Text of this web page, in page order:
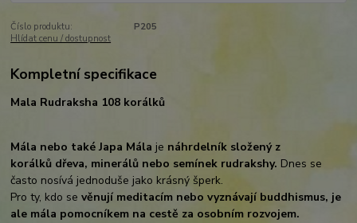
Číslo produktu:
P205
Hlídat cenu / dostupnost
Kompletní specifikace
Mala Rudraksha 108 korálků
Mála nebo také Japa Málaje náhrdelník složený z
korálků dřeva, minerálů nebo semínek rudrakshy. Dnes se
často nosívá jednoduše jako krásný šperk.
Pro ty, kdo sevěnují meditacím nebo vyznávají buddhismus, je
ale mála pomocníkem na cestě za osobním rozvojem.